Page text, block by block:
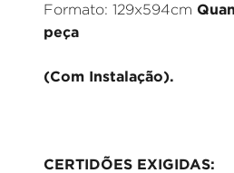
Formato: 129x594cm
peça
(Com Instalação).
CERTIDÕES EXIGIDAS: